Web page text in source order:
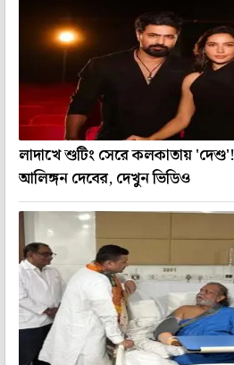
লাদাখে শুটিং সেরে কলকাতায়
আলিঙ্গন দেবের, দেখুন ভিডিও